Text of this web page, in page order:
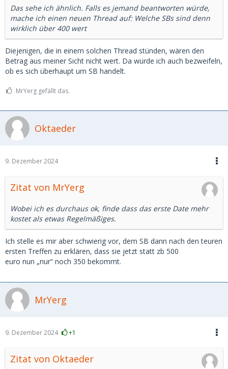
Das sehe ich ähnlich. Falls es jemand beantworten würde,
mache ich einen neuen Thread auf: Welche SBs sind denn
wirklich über 400 wert
Diejenigen, die in einem solchen Thread stünden, wären den
Betrag aus meiner Sicht nicht wert. Da würde ich auch bezweifeln,
ob es sich überhaupt um SB handelt.
MrYerg gefällt das.
Oktaeder
9. Dezember 2024
Zitat von MrYerg
Wobei ich es durchaus ok, finde dass das erste Date mehr
kostet als etwas Regelmäßiges.
Ich stelle es mir aber schwierig vor, dem SB dann nach den teuren
ersten Treffen zu erklären, dass sie jetzt statt zb 500
euro nun „nur“ noch 350 bekommt.
MrYerg
9. Dezember 2024 +1
Zitat von Oktaeder